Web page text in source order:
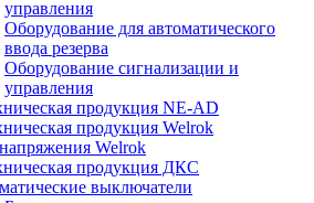
управления
Оборудование для автоматического
ввода резерва
Оборудование сигнализации и
управления
продукция NE-AD
продукция Welrok
Welrok
продукция ДКС
выключатели